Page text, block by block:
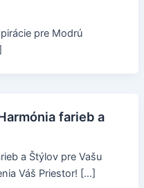
pre Modrú
farieb a
a Štýlov pre Vašu
Váš Priestor! […]